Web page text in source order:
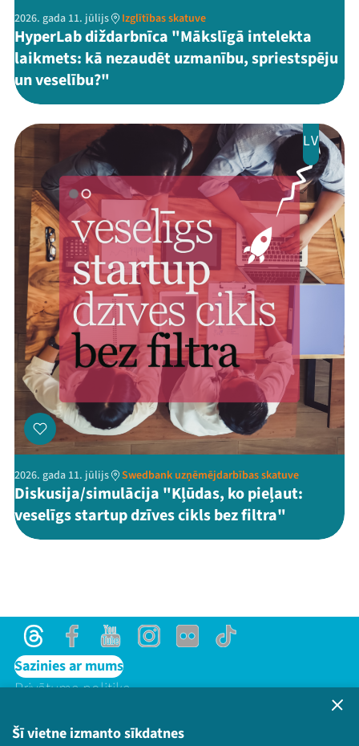
Šī vietne izmanto sīkdatnes
2026. gada 11. jūlijs Izglītības skatuve
HyperLab diždarbnīca "Mākslīgā intelekta
laikmets: kā nezaudēt uzmanību, spriestspēju
un veselību?"
LV
2026. gada 11. jūlijs Swedbank uzņēmējdarbības skatuve
Diskusija/simulācija "Kļūdas, ko pieļaut:
veselīgs startup dzīves cikls bez filtra"
ThreadsFacebookYoutubeInstagram
Flick TikTok
Sazinies ar mums
Privātuma politika
Bērnu aizsardzības politika